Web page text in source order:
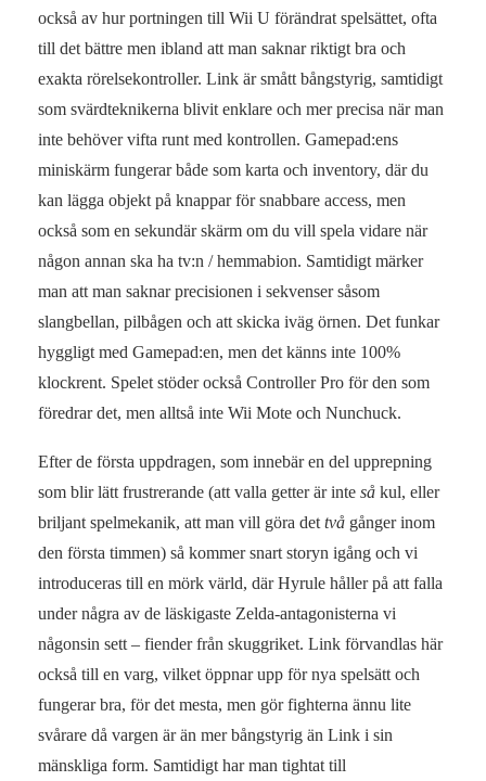
också av hur portningen till Wii U förändrat spelsättet, ofta
till det bättre men ibland att man saknar riktigt bra och
exakta rörelsekontroller. Link är smått bångstyrig, samtidigt
som svärdteknikerna blivit enklare och mer precisa när man
inte behöver vifta runt med kontrollen. Gamepad:ens
miniskärm fungerar både som karta och inventory, där du
kan lägga objekt på knappar för snabbare access, men
också som en sekundär skärm om du vill spela vidare när
någon annan ska ha tv:n / hemmabion. Samtidigt märker
man att man saknar precisionen i sekvenser såsom
slangbellan, pilbågen och att skicka iväg örnen. Det funkar
hyggligt med Gamepad:en, men det känns inte 100%
klockrent. Spelet stöder också Controller Pro för den som
föredrar det, men alltså inte Wii Mote och Nunchuck.
Efter de första uppdragen, som innebär en del upprepning
som blir lätt frustrerande (att valla getter är inte så kul, eller
briljant spelmekanik, att man vill göra det två gånger inom
den första timmen) så kommer snart storyn igång och vi
introduceras till en mörk värld, där Hyrule håller på att falla
under några av de läskigaste Zelda-antagonisterna vi
någonsin sett – fiender från skuggriket. Link förvandlas här
också till en varg, vilket öppnar upp för nya spelsätt och
fungerar bra, för det mesta, men gör fighterna ännu lite
svårare då vargen är än mer bångstyrig än Link i sin
mänskliga form. Samtidigt har man tightat till